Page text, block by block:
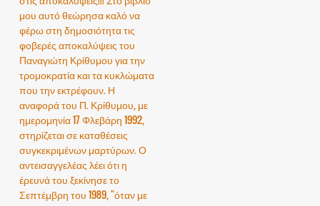
μου αυτό θεώρησα καλό να
φέρω στη δημοσιότητα τις
φοβερές αποκαλύψεις του
Παναγιώτη Κρίθυμου για την
τρομοκρατία και τα κυκλώματα
που την εκτρέφουν. Η
αναφορά του Π. Κρίθυμου, με
ημερομηνία 17 Φλεβάρη 1992,
στηρίζεται σε καταθέσεις
συγκεκριμένων μαρτύρων. Ο
αντεισαγγελέας λέει ότι η
έρευνά του ξεκίνησε το
Σεπτέμβρη του 1989, "όταν με